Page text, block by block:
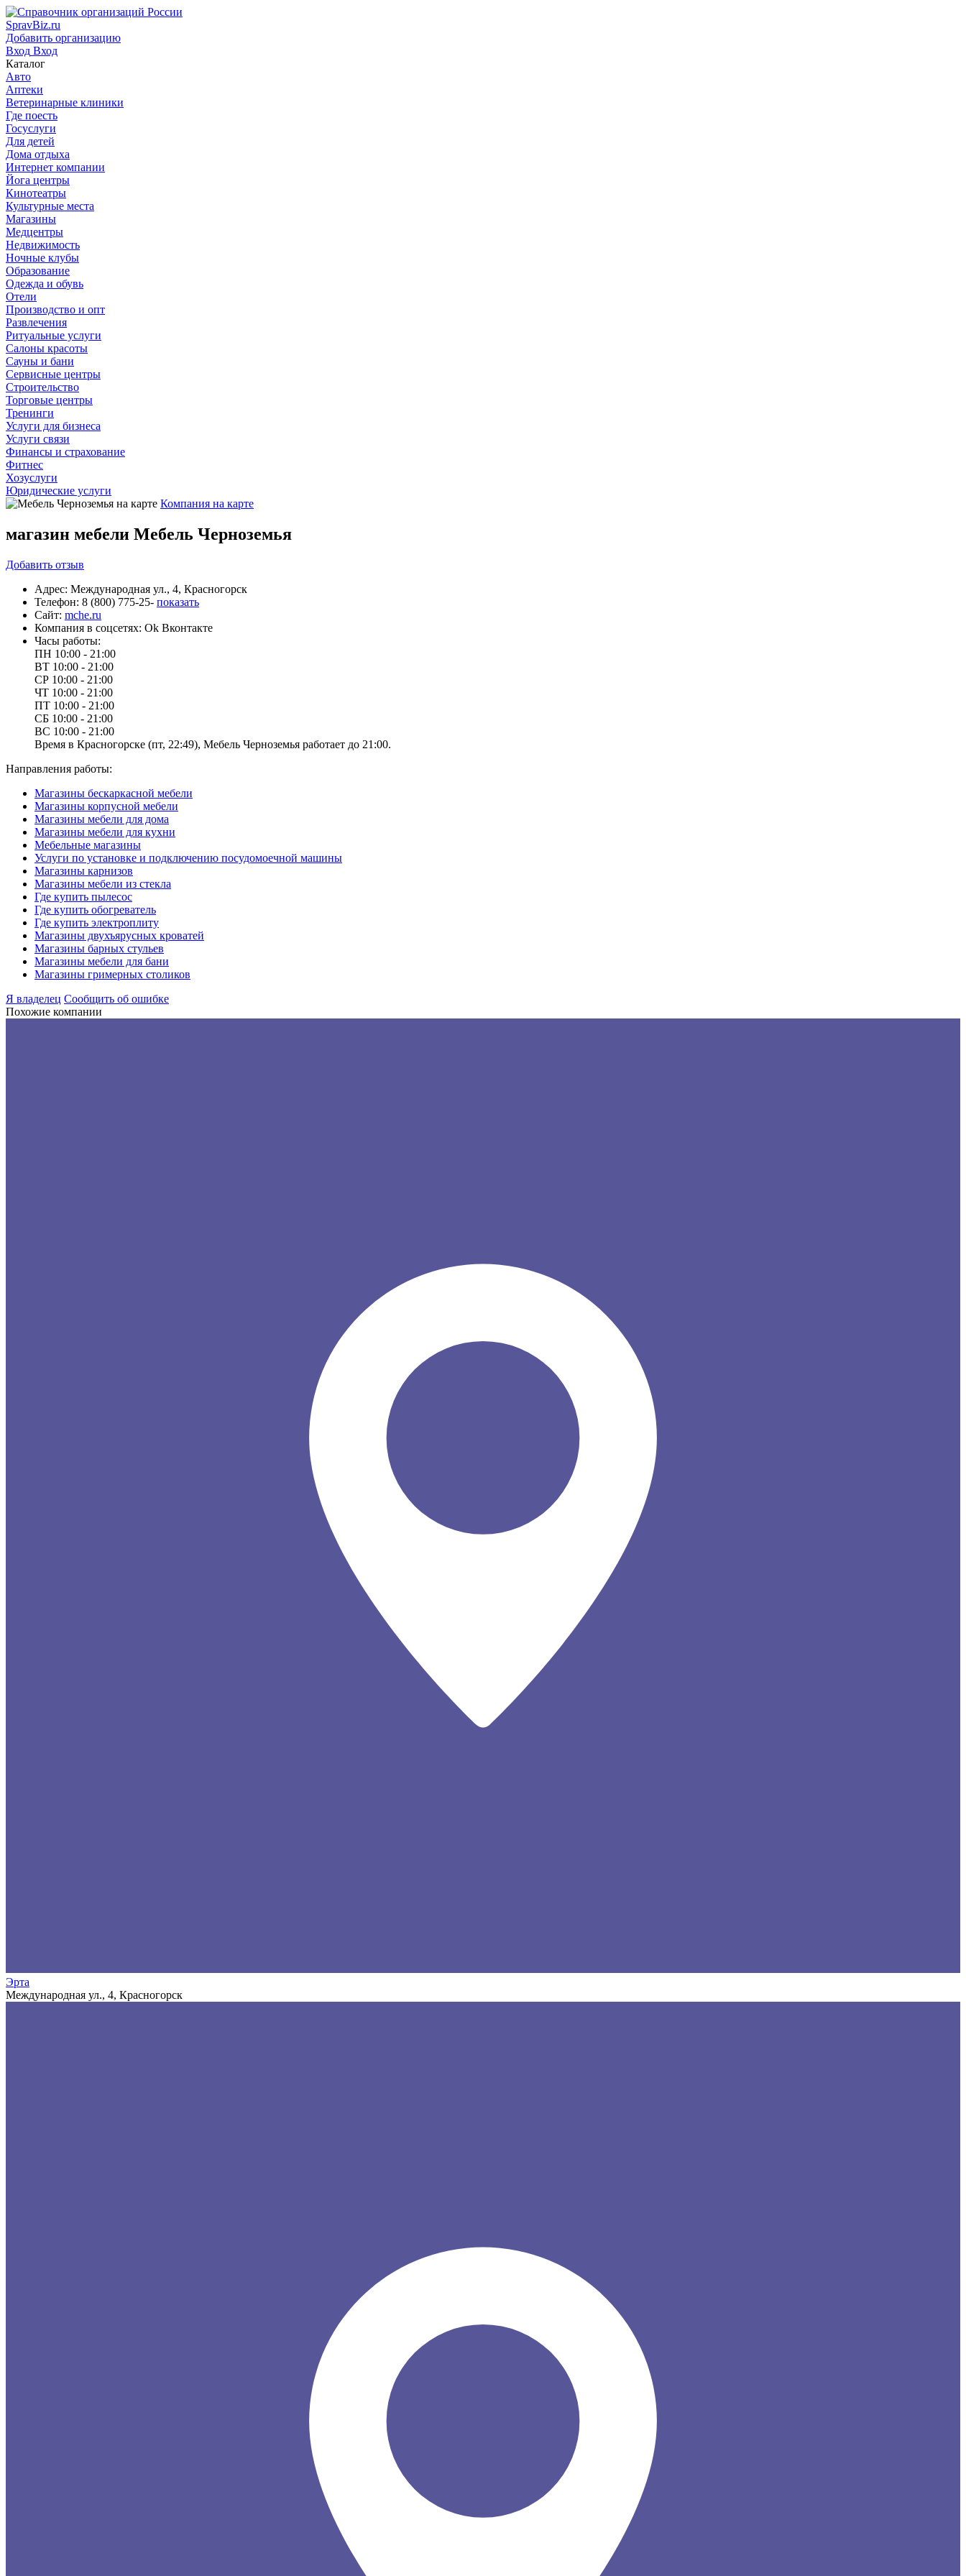
SpravBiz.ru
Добавить организацию
Вход Вход
Каталог
Авто
Аптеки
Ветеринарные клиники
Где поесть
Госуслуги
Для детей
Дома отдыха
Интернет компании
Йога центры
Кинотеатры
Культурные места
Магазины
Медцентры
Недвижимость
Ночные клубы
Образование
Одежда и обувь
Отели
Производство и опт
Развлечения
Ритуальные услуги
Салоны красоты
Сауны и бани
Сервисные центры
Строительство
Торговые центры
Тренинги
Услуги для бизнеса
Услуги связи
Финансы и страхование
Фитнес
Хозуслуги
Юридические услуги
Компания на карте
магазин мебели Мебель Черноземья
Добавить отзыв
Адрес: Международная ул., 4, Красногорск
Телефон: 8 (800) 775-25- показать
Сайт: mche.ru
Компания в соцсетях: Ok Вконтакте
Часы работы:
ПН 10:00 - 21:00
ВТ 10:00 - 21:00
СР 10:00 - 21:00
ЧТ 10:00 - 21:00
ПТ 10:00 - 21:00
СБ 10:00 - 21:00
ВС 10:00 - 21:00
Время в Красногорске (пт, 22:49), Мебель Черноземья работает до 21:00.
Направления работы:
Магазины бескаркасной мебели
Магазины корпусной мебели
Магазины мебели для дома
Магазины мебели для кухни
Мебельные магазины
Услуги по установке и подключению посудомоечной машины
Магазины карнизов
Магазины мебели из стекла
Где купить пылесос
Где купить обогреватель
Где купить электроплиту
Магазины двухъярусных кроватей
Магазины барных стульев
Магазины мебели для бани
Магазины гримерных столиков
Я владелец Сообщить об ошибке
Похожие компании
Эрта
Международная ул., 4, Красногорск